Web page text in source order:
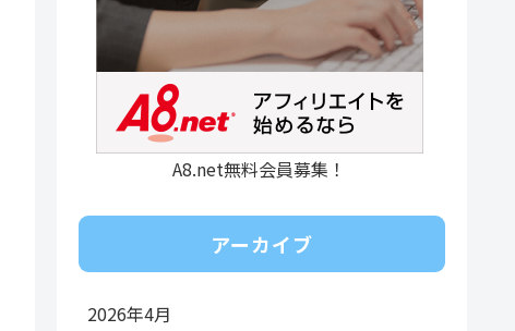
A8.net無料会員募集！
アーカイブ
2026年4月